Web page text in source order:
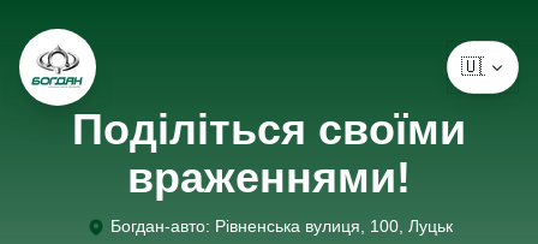
🇺🇦
Поділіться своїми
враженнями!
Богдан-авто: Рівненська вулиця, 100, Луцьк